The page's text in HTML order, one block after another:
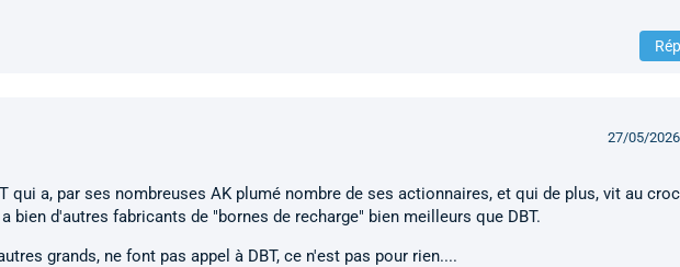
27/05/
qui a, par ses nombreuses AK plumé nombre de ses actionnaires, et qui de plus, vit au
bien d'autres fabricants de "bornes de recharge" bien meilleurs que DBT.
grands, ne font pas appel à DBT, ce n'est pas pour rien....